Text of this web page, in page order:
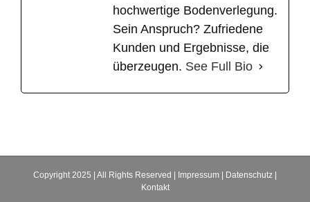
hochwertige Bodenverlegung.
Sein Anspruch? Zufriedene
Kunden und Ergebnisse, die
überzeugen. See Full Bio
Copyright 2025 | All Rights Reserved | Impressum Datenschutz
Kontakt